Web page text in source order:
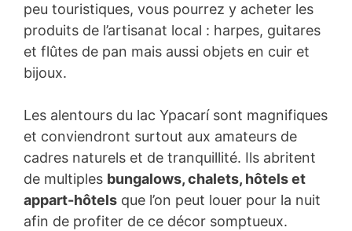
peu touristiques, vous pourrez y acheter les
produits de l’artisanat local : harpes, guitares
et flûtes de pan mais aussi objets en cuir et
bijoux.
Les alentours du lac Ypacarí sont magnifiques
et conviendront surtout aux amateurs de
cadres naturels et de tranquillité. Ils abritent
de multiples bungalows, chalets, hôtels et
appart-hôtels que l’on peut louer pour la nuit
afin de profiter de ce décor somptueux.